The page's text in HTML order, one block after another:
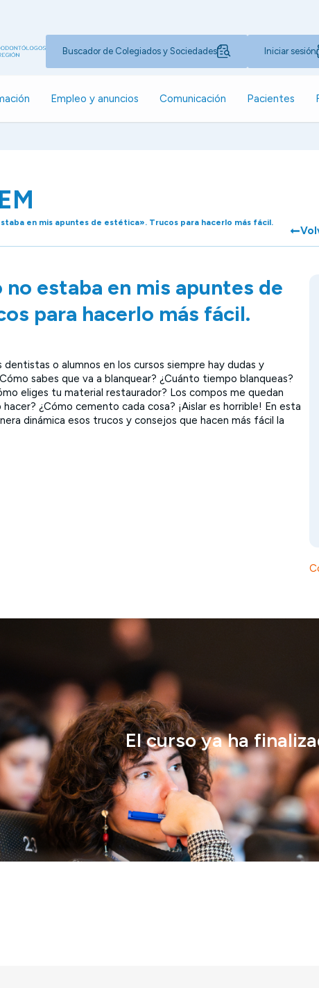
Buscador de Colegiados y Sociedades Iniciar sesión
Empleo y anuncios Comunicación Pacientes
en mis apuntes de estética». Trucos para hacerlo más fácil.
no estaba en mis apuntes de
para hacerlo más fácil.
o alumnos en los cursos siempre hay dudas y
sabes que va a blanquear? ¿Cuánto tiempo blanqueas?
eliges tu material restaurador? Los compos me quedan
¿Cómo cemento cada cosa? ¡Aislar es horrible! En esta
dinámica esos trucos y consejos que hacen más fácil la
El curso ya ha